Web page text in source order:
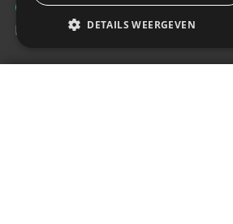
+31(0)85 486 83 17
info@rrparts.nl
DETAILS WEERGEVEN